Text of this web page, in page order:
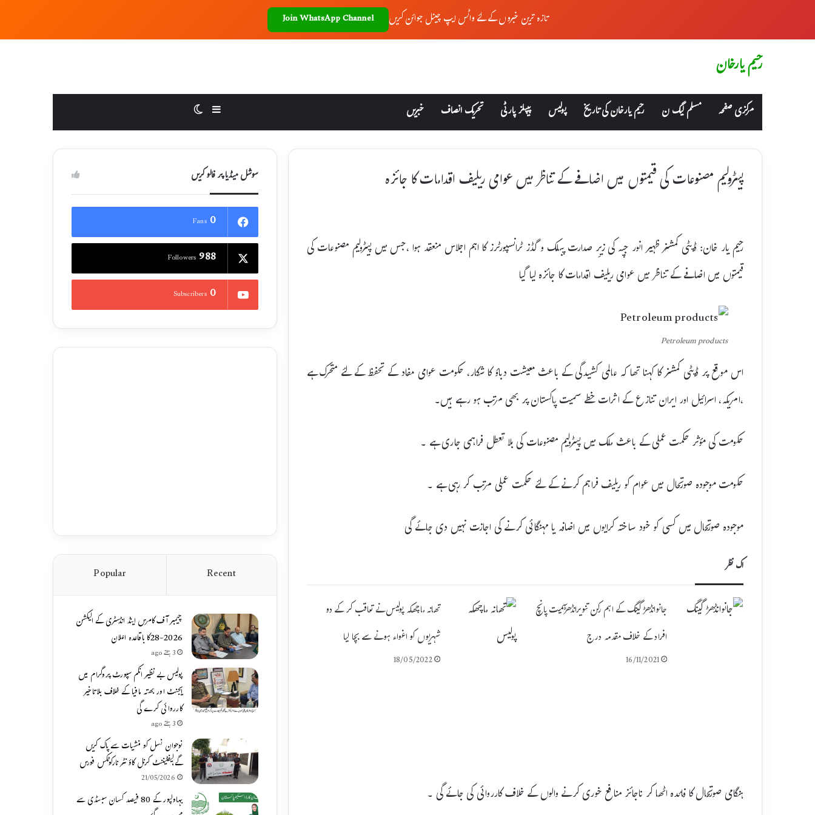
تازہ ترین خبروں کے لئے واٹس ایپ چینل جوائن کریں Join WhatsApp Channel
رحیم یارخان
مرکزی صفحہ مسلم لیگ ن رحیم یارخان کی تاریخ پولیس پیپلز پارٹی تحریک انصاف خبریں Sidebar
پیٹرولیم مصنوعات کی قیمتوں میں اضافے کے تناظر میں عوامی ریلیف اقدامات کا جائزہ
رحیم یار خان: ڈپٹی کمشنر ظہیر انور جپہ کی زیرِ صدارت پبلک و گڈز ٹرانسپورٹرز کا اہم اجلاس منعقد ہوا ،جس میں پیٹرولیم مصنوعات کی
قیمتوں میں اضافے کے تناظر میں عوامی ریلیف اقدامات کا جائزہ لیا گیا
Petroleum products
اس موقع پر ڈپٹی کمشنر کا کہنا تھا کہ عالمی کشیدگی کے باعث معیشت دباؤ کا شکار، حکومت عوامی مفاد کے تحفظ کے لئے متحرک ہے
،امریکہ، اسرائیل اور ایران تنازع کے اثرات خطے سمیت پاکستان پر بھی مرتب ہو رہے ہیں۔
حکومت کی مؤثر حکمت عملی کے باعث ملک میں پیٹرولیم مصنوعات کی بلا تعطل فراہمی جاری ہے ۔
حکومت موجودہ صورتحال میں عوام کو ریلیف فراہم کرنے کے لئے حکمت عملی مرتب کر رہی ہے ۔
موجودہ صورتحال میں کسی کو خود ساختہ کرایوں میں اضافہ یا مہنگائی کرنے کی اجازت نہیں دی جائے گی
اک نظر
جانوانڈھڑ گینگ کے اہم رکن تنویرانڈھڑسمیت پانچ
افراد کے خلاف مقدمہ درج
16/11/2021
تھانہ ماچھکہ پولیس نے تعاقب کر کے دو
شہریوں کو اغواء ہونے سے بچا لیا
18/05/2022
ہنگامی صورتحال کا فائدہ اٹھا کر ناجائز منافع خوری کرنے والوں کے خلاف کارروائی کی جائے گی ۔
سوشل میڈیا پر فالو کریں
0
Fans
988
Followers
0
Subscribers
Recent
Popular
چیمبر آف کامرس اینڈ انڈسٹری کے الیکشن
2026-28کا باقاعدہ اعلان
3 ہفتے ago
پولیس بے نظیر انکم سپورٹ پروگرام میں
ایجنٹ اور بھتہ مافیا کے خلاف بلاتاخیر
کارروائی کرے گی
3 ہفتے ago
نوجوان نسل کو منشیات سے پاک کریں
گے،لیفٹیننٹ کرنل کاؤنٹر نارکوٹکس فورس
21/05/2026
بہاولپور کے 80 فیصد کسان سبسڈی سے